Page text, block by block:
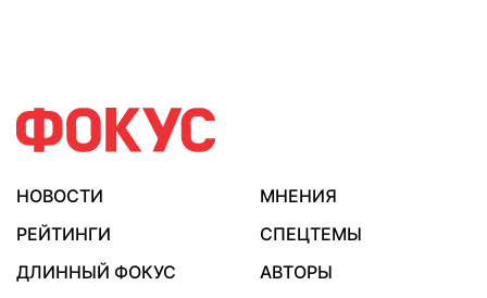
НОВОСТИ
МНЕНИЯ
РЕЙТИНГИ
СПЕЦТЕМЫ
ДЛИННЫЙ ФОКУС
АВТОРЫ